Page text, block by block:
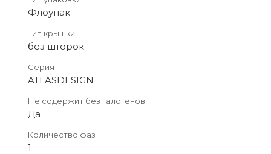
Флоупак
Тип крышки
без шторок
Серия
ATLASDESIGN
Не содержит без галогенов
Да
Количество фаз
1